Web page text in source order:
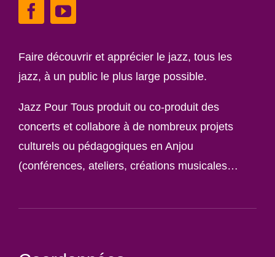
Faire découvrir et apprécier le jazz, tous les
jazz, à un public le plus large possible.
Jazz Pour Tous produit ou co-produit des
concerts et collabore à de nombreux projets
culturels ou pédagogiques en Anjou
(conférences, ateliers, créations musicales…